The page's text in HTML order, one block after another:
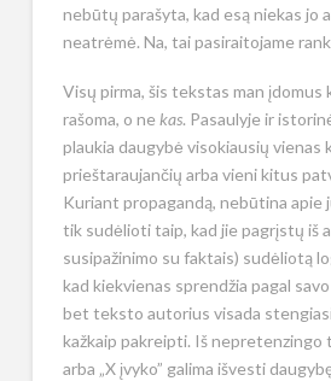
nebūtų parašyta, kad esą niekas jo
neatrėmė. Na, tai pasiraitojame
Visų pirma, šis tekstas man įdomus
rašoma, o ne kas. Pasaulyje ir
plaukia daugybė visokiausių vienas
prieštaraujančių arba vieni kitus
Kuriant propagandą, nebūtina apie
tik sudėlioti taip, kad jie pagrįstų iš
susipažinimo su faktais) sudėliotą
kad kiekvienas sprendžia pagal
bet teksto autorius visada
kažkaip pakreipti. Iš nepretenzingo
arba „X įvyko” galima išvesti